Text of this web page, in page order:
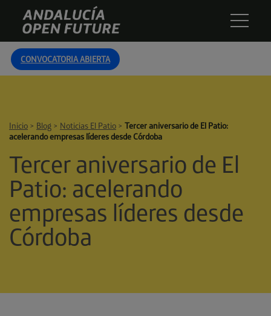
content
Andalucía
Open
Future
CONVOCATORIA ABIERTA
Inicio > Blog > Noticias El Patio > Tercer aniversario de El Patio:
acelerando empresas líderes desde Córdoba
Tercer aniversario de El
Patio: acelerando
empresas líderes desde
Córdoba